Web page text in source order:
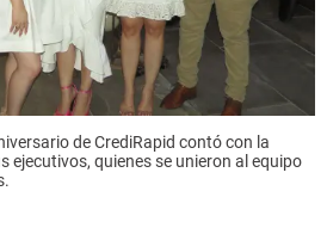
de CrediRapid contó con la
ejecutivos, quienes se unieron al equipo